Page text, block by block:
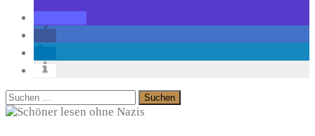
Suchen
nach: